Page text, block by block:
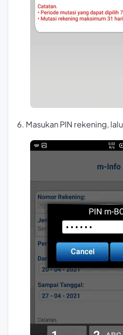
6. Masukan PIN rekening, lalu